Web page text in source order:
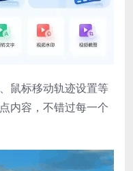
鼠标移动轨迹设置等
内容，不错过每一个